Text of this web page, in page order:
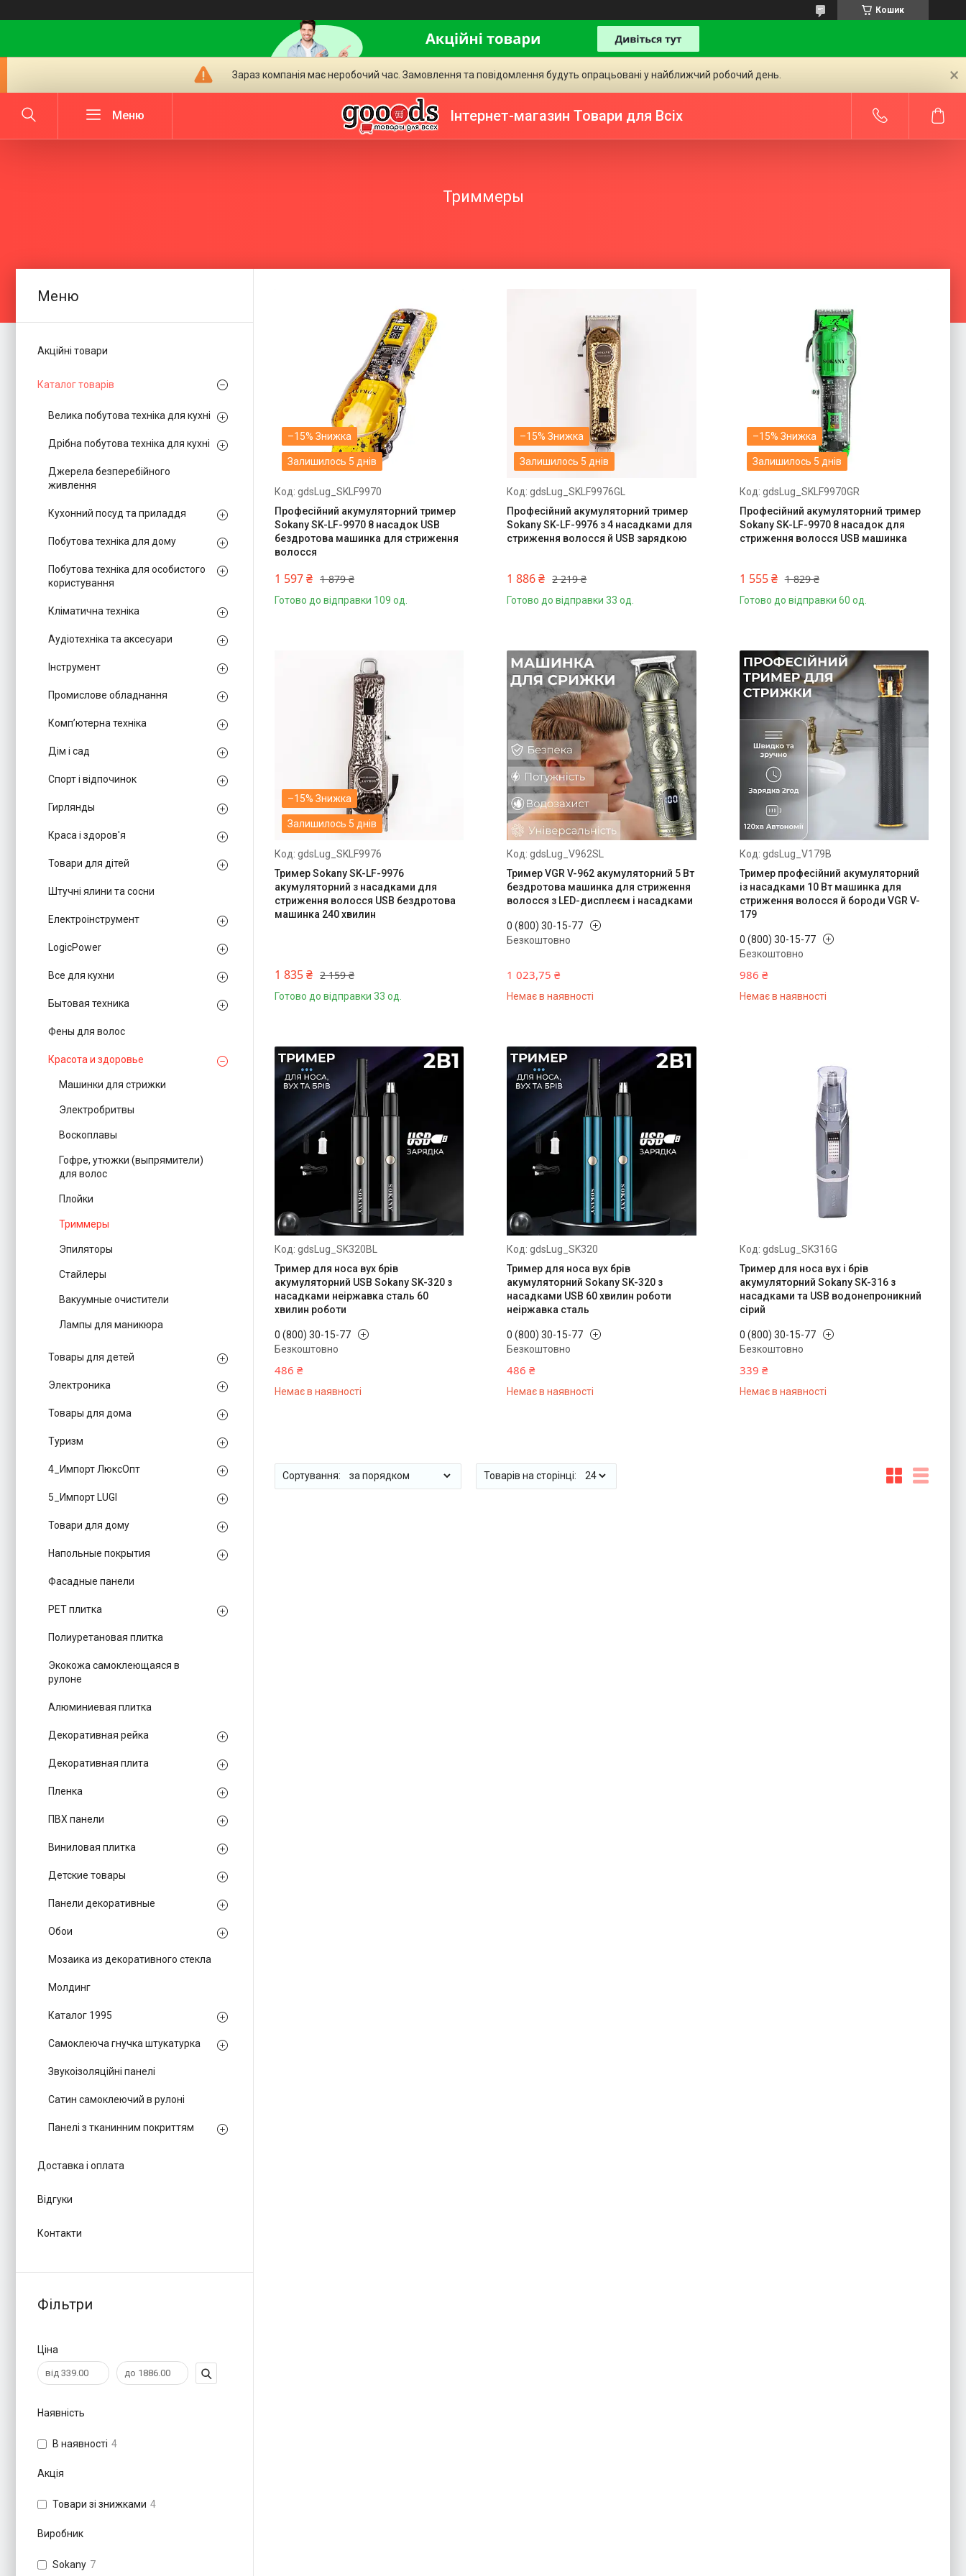
Кошик
Зараз компанія має неробочий час. Замовлення та повідомлення будуть опрацьовані у найближчий робочий день.
Інтернет-магазин Товари для Всіх
Триммеры
Залишилось 5 днів
–15%
gdsLug_SKLF9970
Професійний акумуляторний тример
Sokany SK-LF-9970 8 насадок USB
бездротова машинка для стриження
волосся
1 879 ₴
1 597 ₴
Готово до відправки 109 од.
Залишилось 5 днів
–15%
gdsLug_SKLF9976GL
Професійний акумуляторний тример
Sokany SK-LF-9976 з 4 насадками для
стриження волосся й USB зарядкою
2 219 ₴
1 886 ₴
Готово до відправки 33 од.
Залишилось 5 днів
–15%
gdsLug_SKLF9970GR
Професійний акумуляторний тример
Sokany SK-LF-9970 8 насадок для
стриження волосся USB машинка
1 829 ₴
1 555 ₴
Готово до відправки 60 од.
Залишилось 5 днів
–15%
gdsLug_SKLF9976
Тример Sokany SK-LF-9976
акумуляторний з насадками для
стриження волосся USB бездротова
машинка 240 хвилин
2 159 ₴
1 835 ₴
Готово до відправки 33 од.
gdsLug_V962SL
Тример VGR V-962 акумуляторний 5 Вт
бездротова машинка для стриження
волосся з LED-дисплеєм і насадками
0 (800) 30-15-77
Безкоштовно
1 023,75 ₴
Немає в наявності
gdsLug_V179B
Тример професійний акумуляторний
із насадками 10 Вт машинка для
стриження волосся й бороди VGR V-
179
0 (800) 30-15-77
Безкоштовно
986 ₴
Немає в наявності
gdsLug_SK320BL
Тример для носа вух брів
акумуляторний USB Sokany SK-320 з
насадками неіржавка сталь 60
хвилин роботи
0 (800) 30-15-77
Безкоштовно
486 ₴
Немає в наявності
gdsLug_SK320
Тример для носа вух брів
акумуляторний Sokany SK-320 з
насадками USB 60 хвилин роботи
неіржавка сталь
0 (800) 30-15-77
Безкоштовно
486 ₴
Немає в наявності
gdsLug_SK316G
Тример для носа вух і брів
акумуляторний Sokany SK-316 з
насадками та USB водонепроникний
сірий
0 (800) 30-15-77
Безкоштовно
339 ₴
Немає в наявності
Акційні товари
Каталог товарів
Велика побутова техніка для кухні
Дрібна побутова техніка для кухні
Джерела безперебійного
живлення
Кухонний посуд та приладдя
Побутова техніка для дому
Побутова техніка для особистого
користування
Кліматична техніка
Аудіотехніка та аксесуари
Інструмент
Промислове обладнання
Комп’ютерна техніка
Дім і сад
Спорт і відпочинок
Гирлянды
Краса і здоров'я
Товари для дітей
Штучні ялини та сосни
Електроінструмент
LogicPower
Все для кухни
Бытовая техника
Фены для волос
Красота и здоровье
Машинки для стрижки
Электробритвы
Воскоплавы
Гофре, утюжки (выпрямители)
для волос
Плойки
Триммеры
Эпиляторы
Стайлеры
Вакуумные очистители
Лампы для маникюра
Товары для детей
Электроника
Товары для дома
Туризм
4_Импорт ЛюксОпт
5_Импорт LUGI
Товари для дому
Напольные покрытия
Фасадные панели
PЕT плитка
Полиуретановая плитка
Экокожа самоклеющаяся в
рулоне
Алюминиевая плитка
Декоративная рейка
Декоративная плита
Пленка
ПВХ панели
Виниловая плитка
Детские товары
Панели декоративные
Обои
Мозаика из декоративного стекла
Молдинг
Каталог 1995
Самоклеюча гнучка штукатурка
Звукоізоляційні панелі
Сатин самоклеючий в рулоні
Панелі з тканинним покриттям
Доставка і оплата
Відгуки
Контакти
Фільтри
Ціна
Наявність
В наявності 4
Акція
Товари зі знижками 4
Виробник
Sokany 7